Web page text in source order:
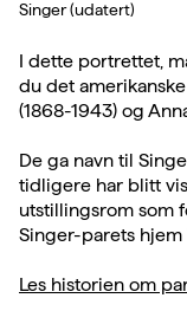
Singer (udatert)
I dette portrettet,
du det
(1868-1943) og
De ga navn til
tidligere har blitt
utstillingsrom som
Singer-parets hjem
Les historien om